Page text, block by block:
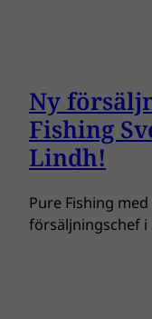
Ny
Fishing
Lindh!
Pure Fishing
försäljningschef i